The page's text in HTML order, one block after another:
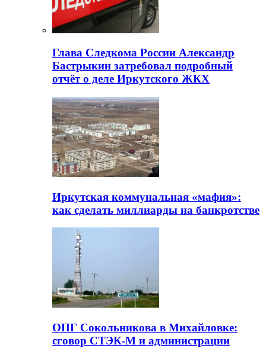
Глава Следкома России Александр
Бастрыкин затребовал подробный
отчёт о деле Иркутского ЖКХ
Иркутская коммунальная «мафия»:
как сделать миллиарды на банкротстве
ОПГ Сокольникова в Михайловке:
сговор СТЭК-М и администрации